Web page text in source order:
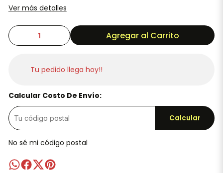
Ver más detalles
Agregar al Carrito
Tu pedido llega hoy!!
Calcular Costo De Envío:
Calcular
No sé mi código postal